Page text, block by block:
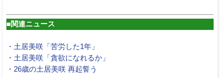
■関連ニュース
・土居美咲「苦労した1年」
・土居美咲「貪欲になれるか」
・26歳の土居美咲 再起誓う